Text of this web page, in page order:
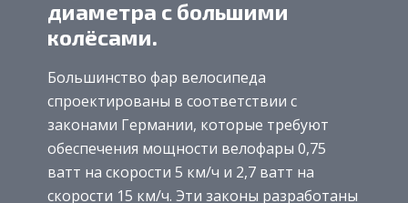
диаметра с большими
колёсами.
Большинство фар велосипеда
спроектированы в соответствии с
законами Германии, которые требуют
обеспечения мощности велофары 0,75
ватт на скорости 5 км/ч и 2,7 ватт на
скорости 15 км/ч. Эти законы разработаны